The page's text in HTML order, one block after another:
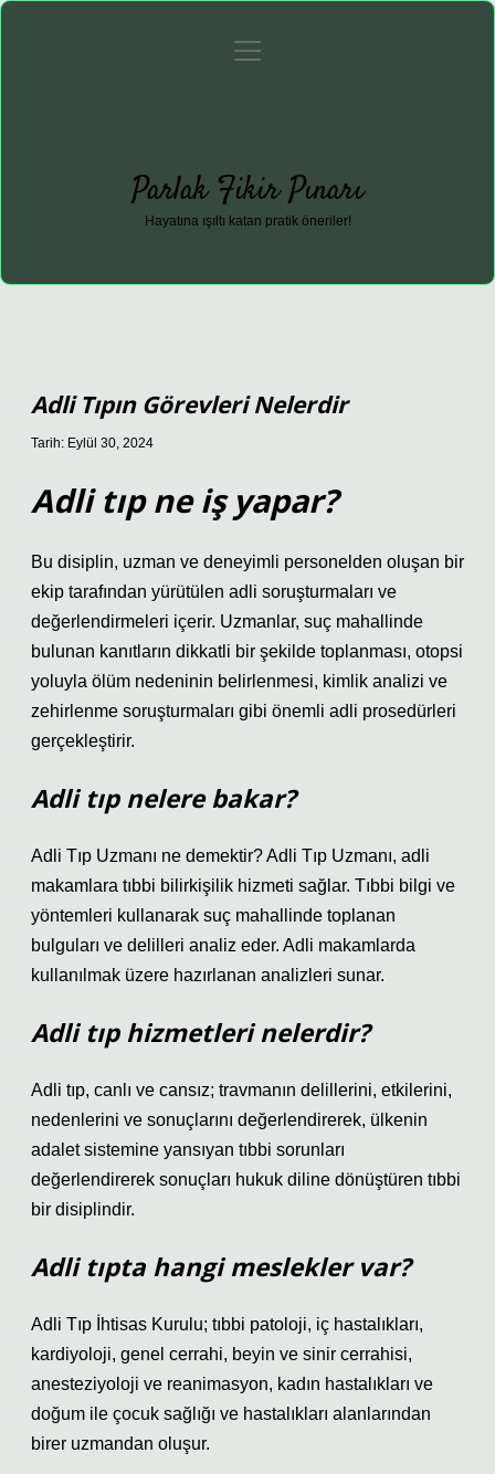
Gizlilik Politikası
menüyü
Parlak Fikir Pınarı
Hayatına ışıltı katan pratik öneriler!
Adli Tıpın Görevleri Nelerdir
Tarih: Eylül 30, 2024
Adli tıp ne iş yapar?
Bu disiplin, uzman ve deneyimli personelden oluşan bir
ekip tarafından yürütülen adli soruşturmaları ve
değerlendirmeleri içerir. Uzmanlar, suç mahallinde
bulunan kanıtların dikkatli bir şekilde toplanması, otopsi
yoluyla ölüm nedeninin belirlenmesi, kimlik analizi ve
zehirlenme soruşturmaları gibi önemli adli prosedürleri
gerçekleştirir.
Adli tıp nelere bakar?
Adli Tıp Uzmanı ne demektir? Adli Tıp Uzmanı, adli
makamlara tıbbi bilirkişilik hizmeti sağlar. Tıbbi bilgi ve
yöntemleri kullanarak suç mahallinde toplanan
bulguları ve delilleri analiz eder. Adli makamlarda
kullanılmak üzere hazırlanan analizleri sunar.
Adli tıp hizmetleri nelerdir?
Adli tıp, canlı ve cansız; travmanın delillerini, etkilerini,
nedenlerini ve sonuçlarını değerlendirerek, ülkenin
adalet sistemine yansıyan tıbbi sorunları
değerlendirerek sonuçları hukuk diline dönüştüren tıbbi
bir disiplindir.
Adli tıpta hangi meslekler var?
Adli Tıp İhtisas Kurulu; tıbbi patoloji, iç hastalıkları,
kardiyoloji, genel cerrahi, beyin ve sinir cerrahisi,
anesteziyoloji ve reanimasyon, kadın hastalıkları ve
doğum ile çocuk sağlığı ve hastalıkları alanlarından
birer uzmandan oluşur.